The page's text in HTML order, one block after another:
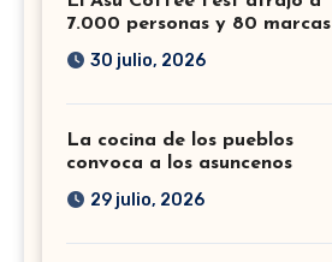
7.000 personas y 80 marcas
30 julio, 2026
La cocina de los pueblos
convoca a los asuncenos
29 julio, 2026